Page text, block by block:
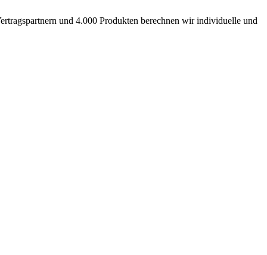
und 4.000 Produkten berechnen wir individuelle und